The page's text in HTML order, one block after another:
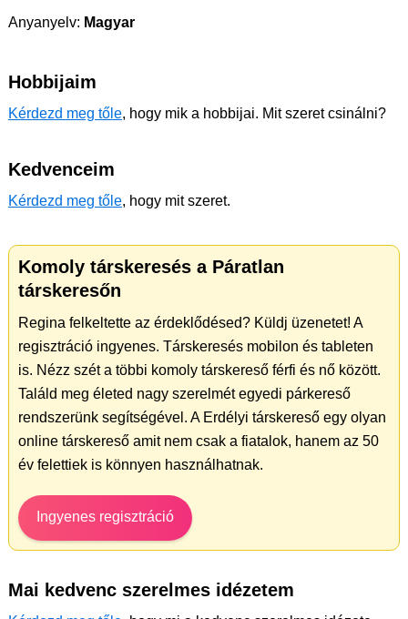
Anyanyelv: Magyar
Hobbijaim
Kérdezd meg tőle, hogy mik a hobbijai. Mit szeret csinálni?
Kedvenceim
Kérdezd meg tőle, hogy mit szeret.
Komoly társkeresés a Páratlan
társkeresőn
Regina felkeltette az érdeklődésed? Küldj üzenetet! A
regisztráció ingyenes. Társkeresés mobilon és tableten
is. Nézz szét a többi komoly társkereső férfi és nő között.
Találd meg életed nagy szerelmét egyedi párkereső
rendszerünk segítségével. A Erdélyi társkereső egy olyan
online társkereső amit nem csak a fiatalok, hanem az 50
év felettiek is könnyen használhatnak.
Ingyenes regisztráció
Mai kedvenc szerelmes idézetem